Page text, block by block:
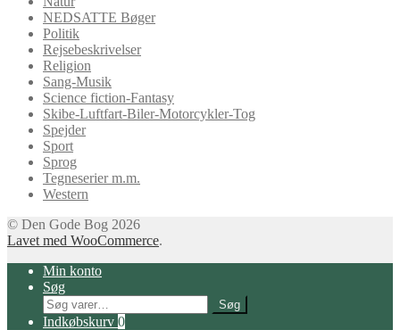
NEDSATTE Bøger
Politik
Rejsebeskrivelser
Religion
Sang-Musik
Science fiction-Fantasy
Skibe-Luftfart-Biler-Motorcykler-Tog
Spejder
Sport
Sprog
Tegneserier m.m.
Western
© Den Gode Bog 2026
Lavet med WooCommerce.
Min konto
Søg
Søg
efter:
Søg
Indkøbskurv 0